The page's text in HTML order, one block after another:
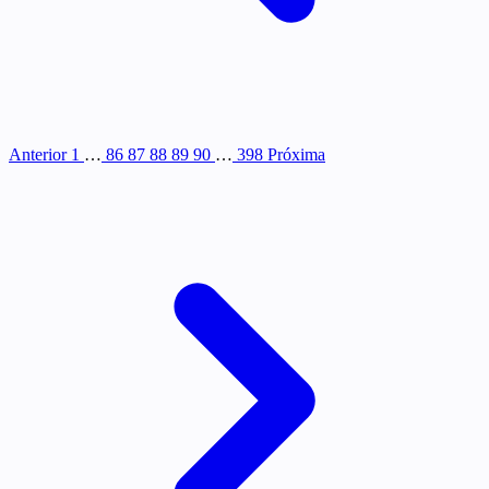
Anterior 1 … 86 87 88 89 90 … 398 Próxima